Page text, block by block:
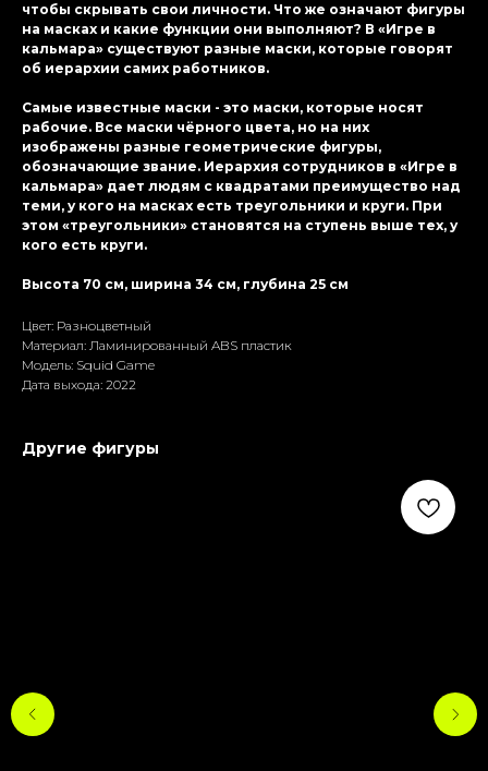
чтобы скрывать свои личности. Что же означают фигуры
на масках и какие функции они выполняют? В «Игре в
кальмара» существуют разные маски, которые говорят
об иерархии самих работников.
Самые известные маски - это маски, которые носят
рабочие. Все маски чёрного цвета, но на них
изображены разные геометрические фигуры,
обозначающие звание. Иерархия сотрудников в «Игре в
кальмара» дает людям с квадратами преимущество над
теми, у кого на масках есть треугольники и круги. При
этом «треугольники» становятся на ступень выше тех, у
кого есть круги.
Высота 70 см, ширина 34 см, глубина 25 см
Цвет: Разноцветный
Материал: Ламиниpoванный ABS пластик
Модель: Squid Game
Дата выхода: 2022
Другие фигуры